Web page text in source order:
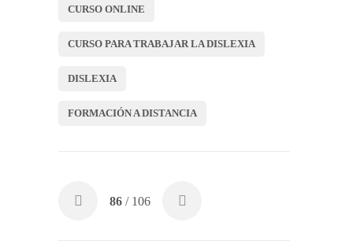
CURSO ONLINE
CURSO PARA TRABAJAR LA DISLEXIA
DISLEXIA
FORMACIÓN A DISTANCIA
86 / 106